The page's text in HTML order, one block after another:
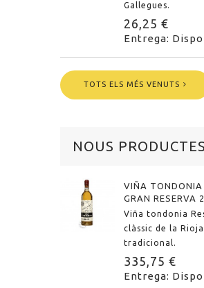
Gallegues.
26,25 €
Entrega:
TOTS ELS MÉS VENUTS
NOUS PRODUCTES
VIÑA TONDONIA
GRAN RESERVA
Viña tondonia
clàssic de la
tradicional.
335,75 €
Entrega: